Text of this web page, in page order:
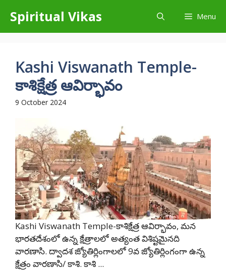
content
Spiritual Vikas Menu
Kashi Viswanath Temple-
కాశిక్షేత్ర ఆవిర్భావం
9 October 2024
Kashi Viswanath Temple-కాశిక్షేత్ర ఆవిర్భావం, మన
భారతదేశంలో ఉన్న క్షేత్రాలలో అత్యంత విశిష్టమైనది
వారణాసి. ద్వాదశ జ్యోతిర్లింగాలలో 9వ జ్యోతిర్లింగంగా ఉన్న
క్షేత్రం వారణాసి/ కాశి. కాశి ...